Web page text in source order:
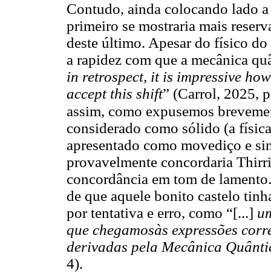
Contudo, ainda colocando lado
primeiro se mostraria mais
deste último. Apesar do físico
a rapidez com que a mecânica
in retrospect, it is impressive
accept this shift” (Carrol, 2025,
assim, como expusemos
considerado como sólido (a
apresentado como movediço e
provavelmente concordaria
concordância em tom de
de que aquele bonito castelo
por tentativa e erro, como “[...]
que chegamosàs expressões
derivadas pela Mecânica
4).